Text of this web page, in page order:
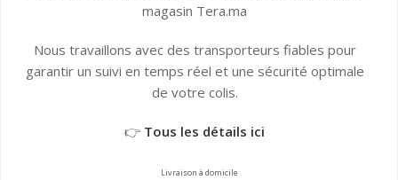
magasin Tera.ma
Nous travaillons avec des transporteurs fiables pour
garantir un suivi en temps réel et une sécurité optimale
de votre colis.
👉 Tous les détails ici
Livraison à domicile